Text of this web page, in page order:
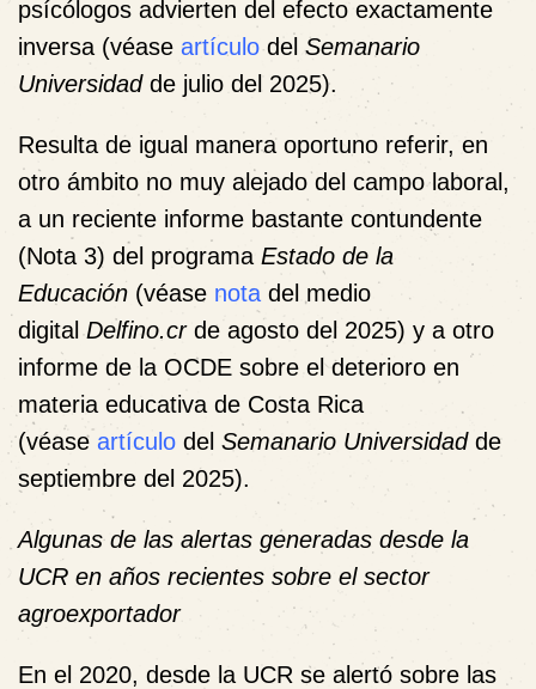
psícólogos advierten del efecto exactamente
inversa (véase artículodel Semanario
Universidadde julio del 2025).
Resulta de igual manera oportuno referir, en
otro ámbito no muy alejado del campo laboral,
a un reciente informe bastante contundente
(Nota 3) del programa Estado de la
Educación (véase nota del medio
digitalDelfino.crde agosto del 2025) y a otro
informe de la OCDE sobre el deterioro en
materia educativa de Costa Rica
(véase artículo del Semanario Universidadde
septiembre del 2025).
Algunas de las alertas generadas desde la
UCR en años recientes sobre el sector
agroexportador
En el 2020, desde la UCR se alertó sobre las